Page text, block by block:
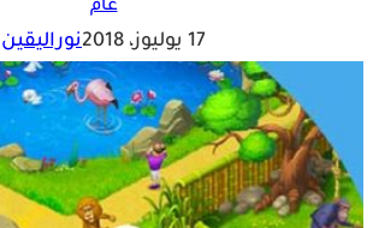
عام
17 يوليوز، 2018 نوراليقين